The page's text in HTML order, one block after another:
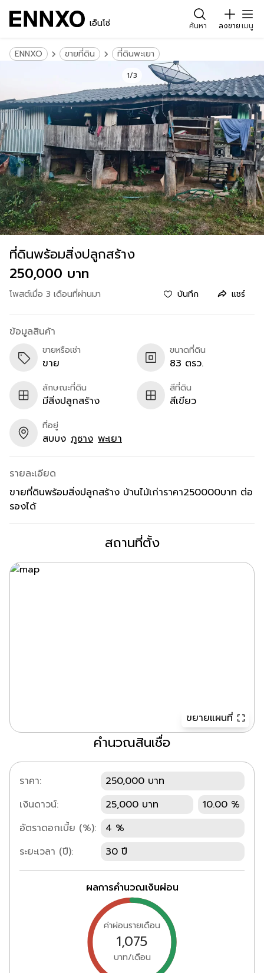
เอ็นโซ่ ค้นหา ลงขายเมนู
ENNXO ขายที่ดิน ที่ดินพะเยา
1/3
ที่ดินพร้อมสิ่งปลูกสร้าง
250,000 บาท
โพสต์เมื่อ 3 เดือนที่ผ่านมา บันทึก แชร์
ข้อมูลสินค้า
ขายหรือเช่า
ขาย
ขนาดที่ดิน
83 ตรว.
ลักษณะที่ดิน
มีสิ่งปลูกสร้าง
สีที่ดิน
สีเขียว
ที่อยู่
สบบง ภูซาง พะเยา
รายละเอียด
ขายที่ดินพร้อมสิ่งปลูกสร้าง บ้านไม้เก่าราคา250000บาท ต่อ
รองได้
สถานที่ตั้ง
ขยายแผนที่
คำนวณสินเชื่อ
ราคา:
250,000 บาท
เงินดาวน์:
25,000 บาท
10.00 %
อัตราดอกเบี้ย (%):
4 %
ระยะเวลา (ปี):
30 ปี
ผลการคำนวณเงินผ่อน
ค่าผ่อนรายเดือน
1,075
บาท/เดือน